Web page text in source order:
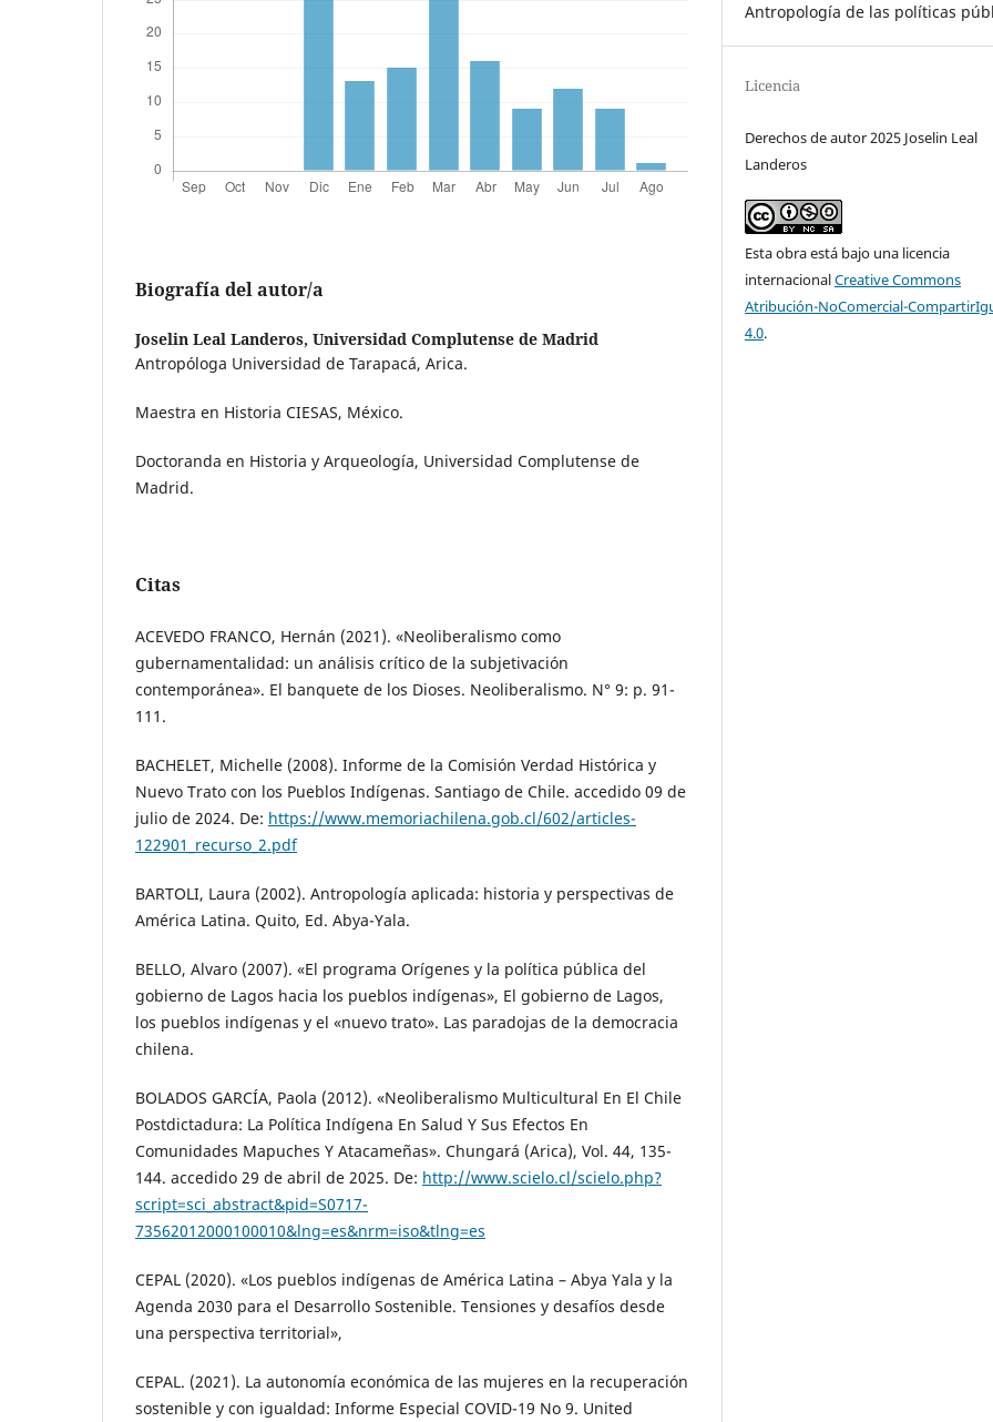
Biografía del autor/a
Joselin Leal Landeros, Universidad Complutense de Madrid
Antropóloga Universidad de Tarapacá, Arica.
Maestra en Historia CIESAS, México.
Doctoranda en Historia y Arqueología, Universidad Complutense de
Madrid.
Citas
ACEVEDO FRANCO, Hernán (2021). «Neoliberalismo como
gubernamentalidad: un análisis crítico de la subjetivación
contemporánea». El banquete de los Dioses. Neoliberalismo. N° 9: p. 91-
111.
BACHELET, Michelle (2008). Informe de la Comisión Verdad Histórica y
Nuevo Trato con los Pueblos Indígenas. Santiago de Chile. accedido 09 de
julio de 2024. De: https://www.memoriachilena.gob.cl/602/articles-
122901_recurso_2.pdf
BARTOLI, Laura (2002). Antropología aplicada: historia y perspectivas de
América Latina. Quito, Ed. Abya-Yala.
BELLO, Alvaro (2007). «El programa Orígenes y la política pública del
gobierno de Lagos hacia los pueblos indígenas», El gobierno de Lagos,
los pueblos indígenas y el «nuevo trato». Las paradojas de la democracia
chilena.
BOLADOS GARCÍA, Paola (2012). «Neoliberalismo Multicultural En El Chile
Postdictadura: La Política Indígena En Salud Y Sus Efectos En
Comunidades Mapuches Y Atacameñas». Chungará (Arica), Vol. 44, 135-
144. accedido 29 de abril de 2025. De: http://www.scielo.cl/scielo.php?
script=sci_abstract&pid=S0717-
73562012000100010&lng=es&nrm=iso&tlng=es
CEPAL (2020). «Los pueblos indígenas de América Latina – Abya Yala y la
Agenda 2030 para el Desarrollo Sostenible. Tensiones y desafíos desde
una perspectiva territorial»,
CEPAL. (2021). La autonomía económica de las mujeres en la recuperación
sostenible y con igualdad: Informe Especial COVID-19 No 9. United
Antropología de las políticas
Licencia
Derechos de autor 2025 Joselin Leal
Landeros
Esta obra está bajo una licencia
internacionalCreative Commons
Atribución-NoComercial-
4.0.